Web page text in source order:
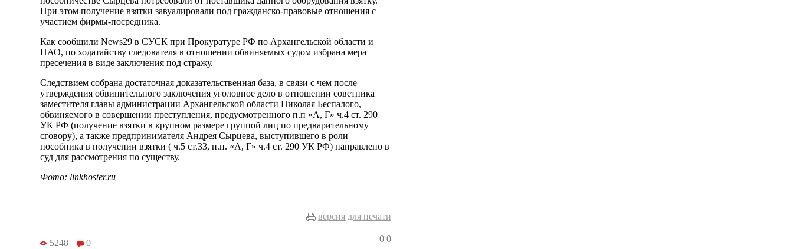
При этом получение взятки завуалировали под гражданско-правовые отношения с
участием фирмы-посредника.
Как сообщили News29 в СУСК при Прокуратуре РФ по Архангельской области и
НАО, по ходатайству следователя в отношении обвиняемых судом избрана мера
пресечения в виде заключения под стражу.
Следствием собрана достаточная доказательственная база, в связи с чем после
утверждения обвинительного заключения уголовное дело в отношении советника
заместителя главы администрации Архангельской области Николая Беспалого,
обвиняемого в совершении преступления, предусмотренного п.п «А, Г» ч.4 ст. 290
УК РФ (получение взятки в крупном размере группой лиц по предварительному
сговору), а также предпринимателя Андрея Сырцева, выступившего в роли
пособника в получении взятки ( ч.5 ст.33, п.п. «А, Г» ч.4 ст. 290 УК РФ) направлено в
суд для рассмотрения по существу.
Фото: linkhoster.ru
версия для печати
5248 0 0 0